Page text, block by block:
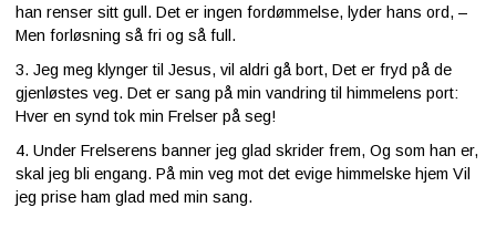
han renser sitt gull. Det er ingen fordømmelse, lyder hans ord, –
Men forløsning så fri og så full.
3. Jeg meg klynger til Jesus, vil aldri gå bort, Det er fryd på de
gjenløstes veg. Det er sang på min vandring til himmelens port:
Hver en synd tok min Frelser på seg!
4. Under Frelserens banner jeg glad skrider frem, Og som han er,
skal jeg bli engang. På min veg mot det evige himmelske hjem Vil
jeg prise ham glad med min sang.